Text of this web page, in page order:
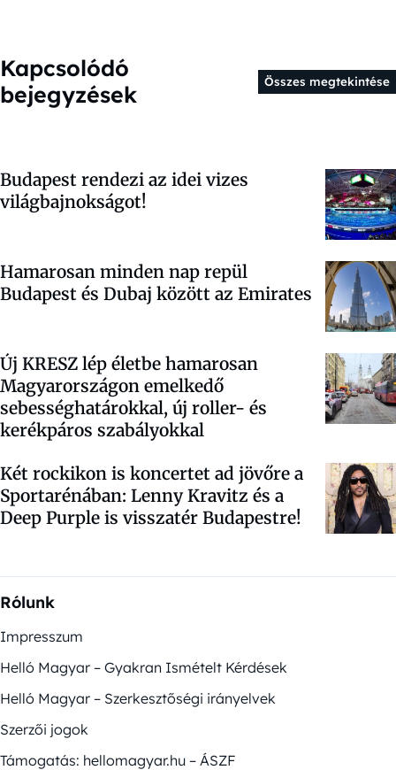
Kapcsolódó
bejegyzések
Összes megtekintése
Budapest rendezi az idei vizes
világbajnokságot!
Hamarosan minden nap repül
Budapest és Dubaj között az Emirates
Új KRESZ lép életbe hamarosan
Magyarországon emelkedő
sebességhatárokkal, új roller- és
kerékpáros szabályokkal
Két rockikon is koncertet ad jövőre a
Sportarénában: Lenny Kravitz és a
Deep Purple is visszatér Budapestre!
Rólunk
Impresszum
Helló Magyar – Gyakran Ismételt Kérdések
Helló Magyar – Szerkesztőségi irányelvek
Szerzői jogok
Támogatás: hellomagyar.hu – ÁSZF